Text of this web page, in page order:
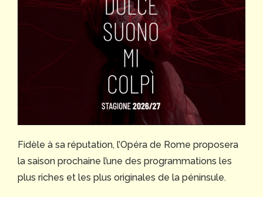
Fidèle à sa réputation, l’Opéra de Rome proposera
la saison prochaine l’une des programmations les
plus riches et les plus originales de la péninsule.